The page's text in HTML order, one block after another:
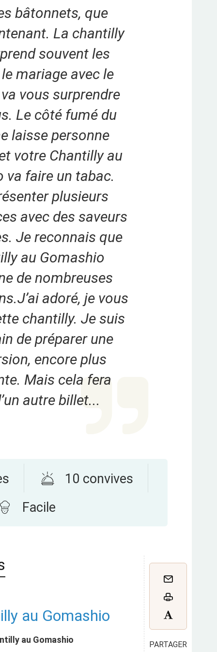
bâtonnets, que
La chantilly
souvent les
mariage avec le
vous surprendre
Le côté fumé du
laisse personne
votre Chantilly au
va faire un tabac.
plusieurs
avec des saveurs
Je reconnais que
au Gomashio
de nombreuses
adoré, je vous
chantilly. Je suis
de préparer une
encore plus
Mais cela fera
autre billet...
10 convives
Facile
PARTAGER
au Gomashio
au Gomashio